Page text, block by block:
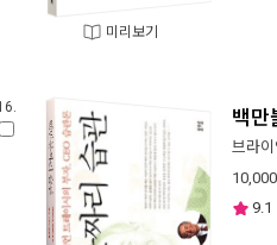
미리보기
백만
브라
10,000
9.1